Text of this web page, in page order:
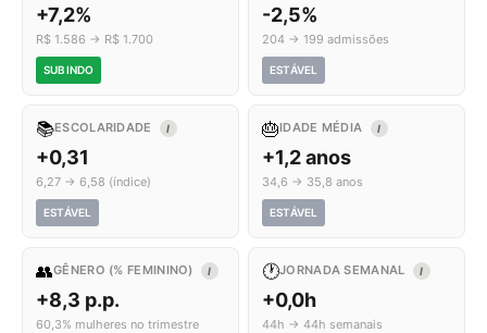
+7,2%
R$ 1.586 → R$ 1.700
SUBINDO
-2,5%
204 → 199 admissões
ESTÁVEL
📚ESCOLARIDADE I
+0,31
6,27 → 6,58 (índice)
ESTÁVEL
🎂IDADE MÉDIA I
+1,2 anos
34,6 → 35,8 anos
ESTÁVEL
👥GÊNERO (% FEMININO) I
+8,3 p.p.
60,3% mulheres no trimestre
🕐JORNADA SEMANAL I
+0,0h
44h → 44h semanais